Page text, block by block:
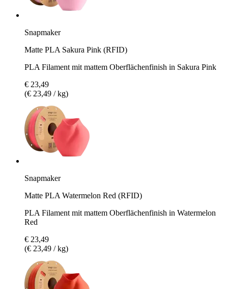
Snapmaker
Matte PLA Sakura Pink (RFID)
PLA Filament mit mattem Oberflächenfinish in Sakura Pink
€ 23,49
(€ 23,49 / kg)
Snapmaker
Matte PLA Watermelon Red (RFID)
PLA Filament mit mattem Oberflächenfinish in Watermelon
Red
€ 23,49
(€ 23,49 / kg)